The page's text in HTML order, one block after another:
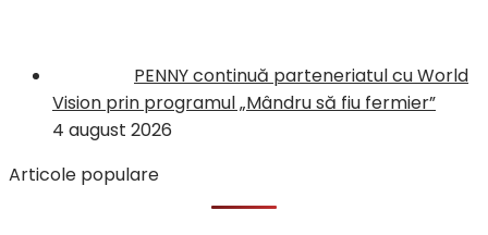
PENNY continuă parteneriatul cu World
Vision prin programul „Mândru să fiu fermier”
4 august 2026
Articole populare